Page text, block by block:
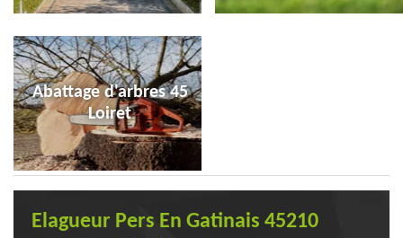
Abattage d'arbres 45
Loiret
Elagueur Pers En Gatinais 45210